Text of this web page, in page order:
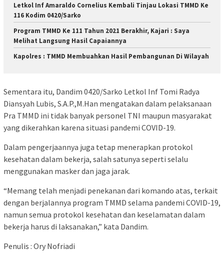
Letkol Inf Amaraldo Cornelius Kembali Tinjau Lokasi TMMD Ke
116 Kodim 0420/Sarko
Program TMMD Ke 111 Tahun 2021 Berakhir, Kajari : Saya
Melihat Langsung Hasil Capaiannya
Kapolres : TMMD Membuahkan Hasil Pembangunan Di Wilayah
Sementara itu, Dandim 0420/Sarko Letkol Inf Tomi Radya
Diansyah Lubis, S.A.P.,M.Han mengatakan dalam pelaksanaan
Pra TMMD ini tidak banyak personel TNI maupun masyarakat
yang dikerahkan karena situasi pandemi COVID-19.
Dalam pengerjaannya juga tetap menerapkan protokol
kesehatan dalam bekerja, salah satunya seperti selalu
menggunakan masker dan jaga jarak.
“Memang telah menjadi penekanan dari komando atas, terkait
dengan berjalannya program TMMD selama pandemi COVID-19,
namun semua protokol kesehatan dan keselamatan dalam
bekerja harus di laksanakan,” kata Dandim.
Penulis : Ory Nofriadi